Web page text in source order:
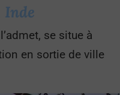
se situe à
en sortie de ville